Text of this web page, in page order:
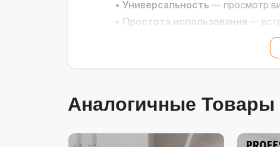
• Универсальность — просмотр
• Простота использования —
—
Аналогичные Товары